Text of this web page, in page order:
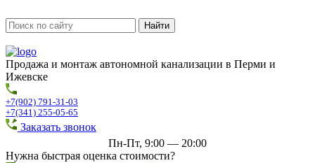
Продажа и монтаж автономной канализации в Перми и
Ижевске
+7(902) 791-31-03
+7(341) 255-05-65
Заказать звонок
Пн-Пт, 9:00 — 20:00
Нужна быстрая оценка стоимости?